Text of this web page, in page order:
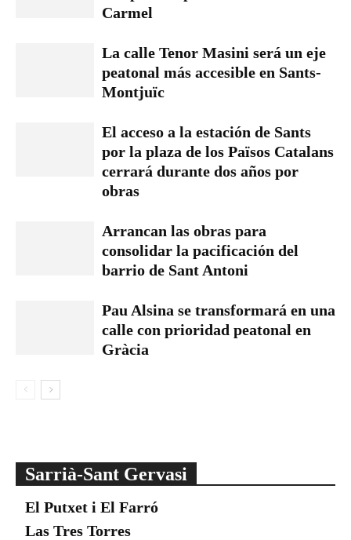
Carmel
La calle Tenor Masini será un eje
peatonal más accesible en Sants-
Montjuïc
El acceso a la estación de Sants
por la plaza de los Països Catalans
cerrará durante dos años por
obras
Arrancan las obras para
consolidar la pacificación del
barrio de Sant Antoni
Pau Alsina se transformará en una
calle con prioridad peatonal en
Gràcia
Sarrià-Sant Gervasi
El Putxet i El Farró
Las Tres Torres